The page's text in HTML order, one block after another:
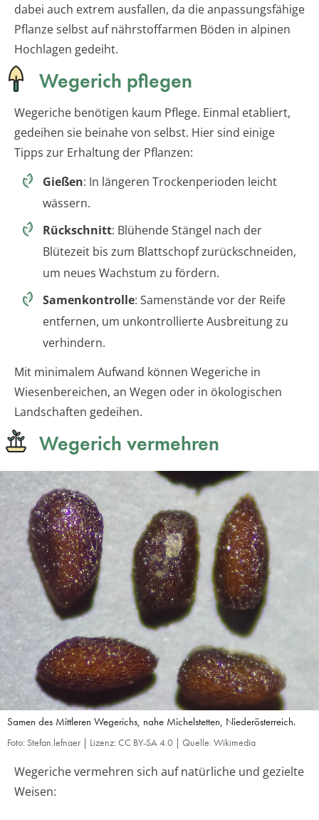
dabei auch extrem ausfallen, da die anpassungsfähige
Pflanze selbst auf nährstoffarmen Böden in alpinen
Hochlagen gedeiht.
Wegerich pflegen
Wegeriche benötigen kaum Pflege. Einmal etabliert,
gedeihen sie beinahe von selbst. Hier sind einige
Tipps zur Erhaltung der Pflanzen:
Gießen: In längeren Trockenperioden leicht
wässern.
Rückschnitt: Blühende Stängel nach der
Blütezeit bis zum Blattschopf zurückschneiden,
um neues Wachstum zu fördern.
Samenkontrolle: Samenstände vor der Reife
entfernen, um unkontrollierte Ausbreitung zu
verhindern.
Mit minimalem Aufwand können Wegeriche in
Wiesenbereichen, an Wegen oder in ökologischen
Landschaften gedeihen.
Wegerich vermehren
Samen des Mittleren Wegerichs, nahe Michelstetten, Niederösterreich.
Foto: Stefan.lefnaer | Lizenz: CC BY-SA 4.0 | Quelle: Wikimedia
Wegeriche vermehren sich auf natürliche und gezielte
Weisen: